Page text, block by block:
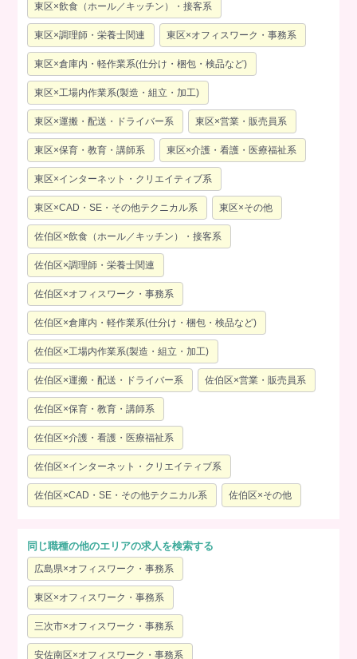
東区×飲食（ホール／キッチン）・接客系
東区×調理師・栄養士関連 東区×オフィスワーク・事務系
東区×倉庫内・軽作業系(仕分け・梱包・検品など)
東区×工場内作業系(製造・組立・加工)
東区×運搬・配送・ドライバー系 東区×営業・販売員系
東区×保育・教育・講師系 東区×介護・看護・医療福祉系
東区×インターネット・クリエイティブ系
東区×CAD・SE・その他テクニカル系 東区×その他
佐伯区×飲食（ホール／キッチン）・接客系
佐伯区×調理師・栄養士関連
佐伯区×オフィスワーク・事務系
佐伯区×倉庫内・軽作業系(仕分け・梱包・検品など)
佐伯区×工場内作業系(製造・組立・加工)
佐伯区×運搬・配送・ドライバー系 佐伯区×営業・販売員系
佐伯区×保育・教育・講師系
佐伯区×介護・看護・医療福祉系
佐伯区×インターネット・クリエイティブ系
佐伯区×CAD・SE・その他テクニカル系 佐伯区×その他
同じ職種の他のエリアの求人を検索する
広島県×オフィスワーク・事務系
東区×オフィスワーク・事務系
三次市×オフィスワーク・事務系
安佐南区×オフィスワーク・事務系